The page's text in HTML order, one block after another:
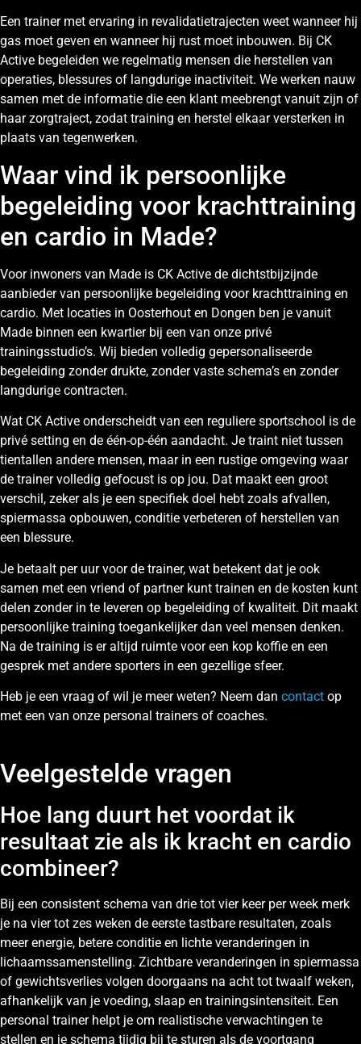
Een trainer met ervaring in revalidatietrajecten weet wanneer hij
gas moet geven en wanneer hij rust moet inbouwen. Bij CK
Active begeleiden we regelmatig mensen die herstellen van
operaties, blessures of langdurige inactiviteit. We werken nauw
samen met de informatie die een klant meebrengt vanuit zijn of
haar zorgtraject, zodat training en herstel elkaar versterken in
plaats van tegenwerken.
Waar vind ik persoonlijke
begeleiding voor krachttraining
en cardio in Made?
Voor inwoners van Made is CK Active de dichtstbijzijnde
aanbieder van persoonlijke begeleiding voor krachttraining en
cardio. Met locaties in Oosterhout en Dongen ben je vanuit
Made binnen een kwartier bij een van onze privé
trainingsstudio’s. Wij bieden volledig gepersonaliseerde
begeleiding zonder drukte, zonder vaste schema’s en zonder
langdurige contracten.
Wat CK Active onderscheidt van een reguliere sportschool is de
privé setting en de één-op-één aandacht. Je traint niet tussen
tientallen andere mensen, maar in een rustige omgeving waar
de trainer volledig gefocust is op jou. Dat maakt een groot
verschil, zeker als je een specifiek doel hebt zoals afvallen,
spiermassa opbouwen, conditie verbeteren of herstellen van
een blessure.
Je betaalt per uur voor de trainer, wat betekent dat je ook
samen met een vriend of partner kunt trainen en de kosten kunt
delen zonder in te leveren op begeleiding of kwaliteit. Dit maakt
persoonlijke training toegankelijker dan veel mensen denken.
Na de training is er altijd ruimte voor een kop koffie en een
gesprek met andere sporters in een gezellige sfeer.
Heb je een vraag of wil je meer weten? Neem dan contact op
met een van onze personal trainers of coaches.
Veelgestelde vragen
Hoe lang duurt het voordat ik
resultaat zie als ik kracht en cardio
combineer?
Bij een consistent schema van drie tot vier keer per week merk
je na vier tot zes weken de eerste tastbare resultaten, zoals
meer energie, betere conditie en lichte veranderingen in
lichaamssamenstelling. Zichtbare veranderingen in spiermassa
of gewichtsverlies volgen doorgaans na acht tot twaalf weken,
afhankelijk van je voeding, slaap en trainingsintensiteit. Een
personal trainer helpt je om realistische verwachtingen te
stellen en je schema tijdig bij te sturen als de voortgang